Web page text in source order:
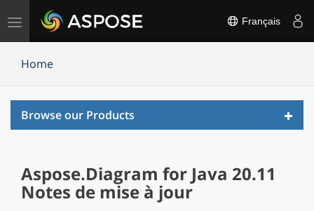
Basculer
Français
Home
Browse our Products
Aspose.Diagram for Java 20.11
Notes de mise à jour